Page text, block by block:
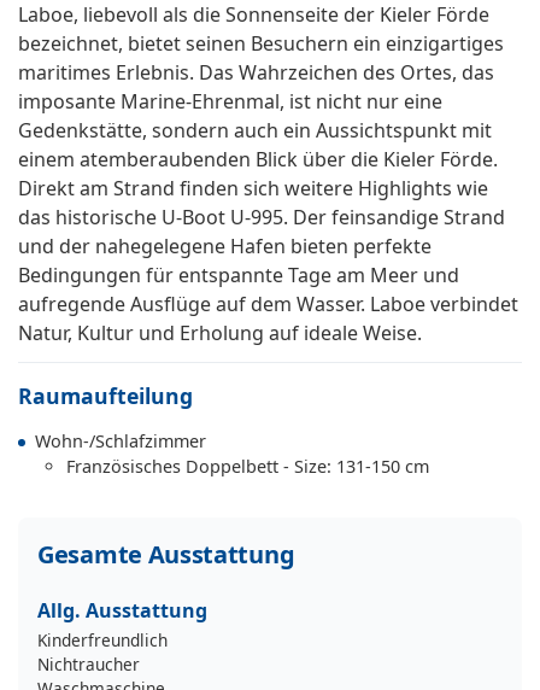
Laboe, liebevoll als die Sonnenseite der Kieler Förde
bezeichnet, bietet seinen Besuchern ein einzigartiges
maritimes Erlebnis. Das Wahrzeichen des Ortes, das
imposante Marine-Ehrenmal, ist nicht nur eine
Gedenkstätte, sondern auch ein Aussichtspunkt mit
einem atemberaubenden Blick über die Kieler Förde.
Direkt am Strand finden sich weitere Highlights wie
das historische U-Boot U-995. Der feinsandige Strand
und der nahegelegene Hafen bieten perfekte
Bedingungen für entspannte Tage am Meer und
aufregende Ausflüge auf dem Wasser. Laboe verbindet
Natur, Kultur und Erholung auf ideale Weise.
Raumaufteilung
Wohn-/Schlafzimmer
Französisches Doppelbett - Size: 131-150 cm
Gesamte Ausstattung
Allg. Ausstattung
Kinderfreundlich
Nichtraucher